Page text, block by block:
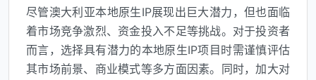
尽管澳大利亚本地原生IP展现出巨大潜力，但也面临
着市场竞争激烈、资金投入不足等挑战。对于投资者
而言，选择具有潜力的本地原生IP项目时需谨慎评估
其市场前景、商业模式等多方面因素。同时，加大对